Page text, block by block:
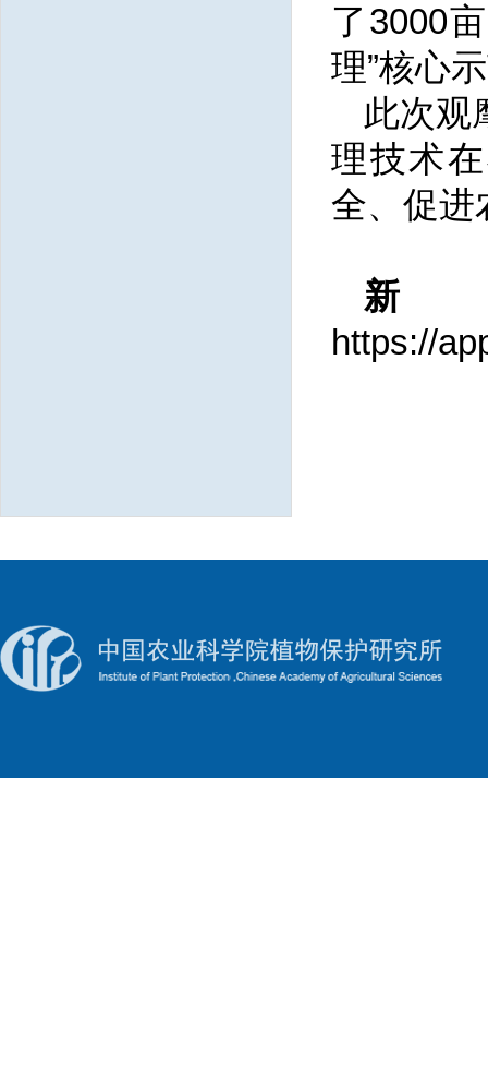
了3000
理”核心
此次观
理技术
全、促进
https://